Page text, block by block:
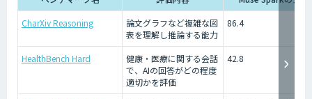
CharXiv Reasoning
論文グラフなど複雑な図
表を理解し推論する能力
86.4
HealthBench Hard
健康・医療に関する会話
で、AIの回答がどの程度
適切かを評価
42.8